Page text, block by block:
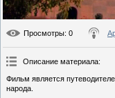
Просмотры: 0
Описание материала:
Фильм является
народа.